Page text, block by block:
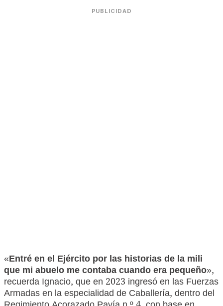
PUBLICIDAD
«Entré en el Ejército por las historias de la mili
que mi abuelo me contaba cuando era pequeño»,
recuerda Ignacio, que en 2023 ingresó en las Fuerzas
Armadas en la especialidad de Caballería, dentro del